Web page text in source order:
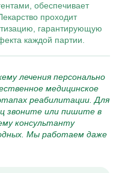
обеспечивает
проходит
гарантирующую
каждой партии.
лечения персонально
медицинское
реабилитации. Для
звоните или пишите в
консультанту
Мы работаем даже